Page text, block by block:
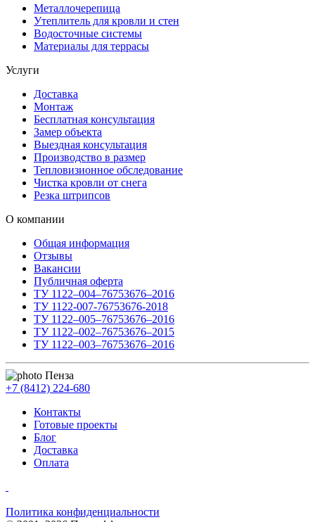
Металлочерепица
Утеплитель для кровли и стен
Водосточные системы
Материалы для террасы
Услуги
Доставка
Монтаж
Бесплатная консультация
Замер объекта
Выездная консультация
Производство в размер
Тепловизионное обследование
Чистка кровли от снега
Резка штрипсов
О компании
Общая информация
Отзывы
Вакансии
Публичная оферта
ТУ 1122–004–76753676–2016
ТУ 1122-007-76753676-2018
ТУ 1122–005–76753676–2016
ТУ 1122–002–76753676–2015
ТУ 1122–003–76753676–2016
Пенза
+7 (8412) 224-680
Контакты
Готовые проекты
Блог
Доставка
Оплата
Политика конфиденциальности